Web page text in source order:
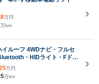
万円
万km
ルーフ 4WDナビ・フルセ
・HIDライト・Fドラ
左側電動スライド・シート
モ・4WD
万円
万km